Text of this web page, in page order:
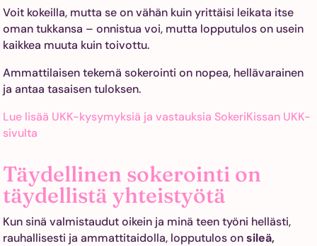
Voit kokeilla, mutta se on vähän kuin yrittäisi leikata itse
oman tukkansa – onnistua voi, mutta lopputulos on usein
kaikkea muuta kuin toivottu.
Ammattilaisen tekemä sokerointi on nopea, hellävarainen
ja antaa tasaisen tuloksen.
Lue lisää UKK-kysymyksiä ja vastauksia SokeriKissan UKK-
sivulta
Täydellinen sokerointi on
täydellistä yhteistyötä
Kun sinä valmistaudut oikein ja minä teen työni hellästi,
rauhallisesti ja ammattitaidolla, lopputulos onsileä,